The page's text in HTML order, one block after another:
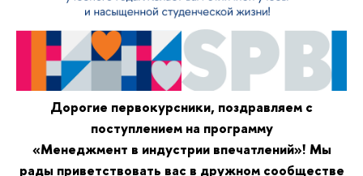
Дорогие первокурсники, поздравляем с
поступлением на программу
«Менеджмент в индустрии впечатлений»! Мы
рады приветствовать вас в дружном сообществе